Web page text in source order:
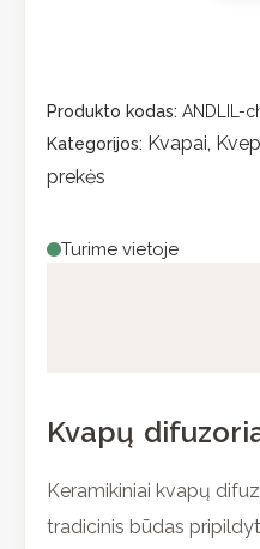
Produkto kodas: ANDLIL-
Kategorijos: Kvapai,
prekės
Turime vietoje
Kvapų
Keramikiniai kvapų
tradicinis būdas